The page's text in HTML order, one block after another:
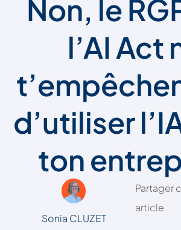
Non, le
l’AI Act
d’utiliser
ton
Sonia CLUZET
Partager
article